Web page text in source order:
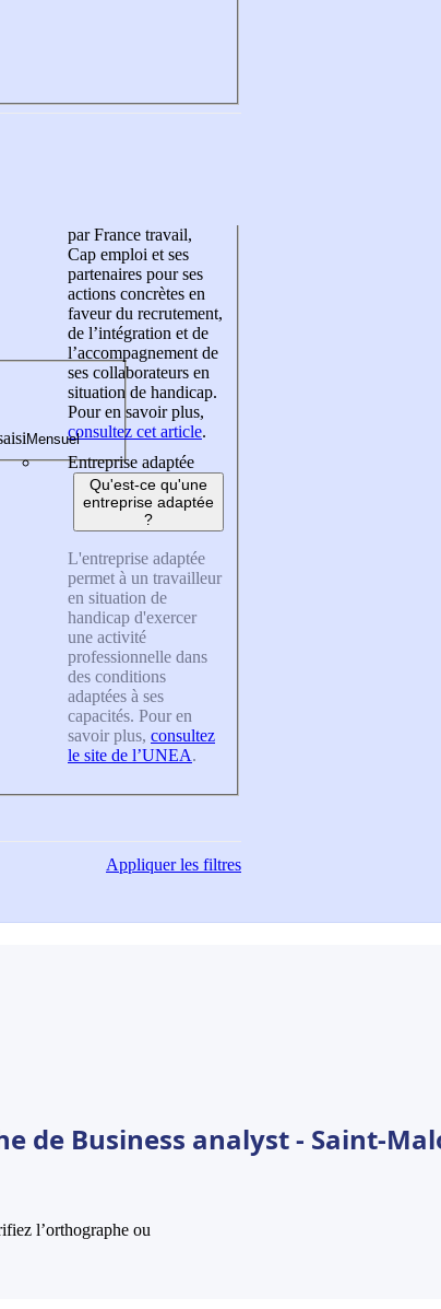
par France travail,
Cap emploi et ses
partenaires pour ses
actions concrètes en
faveur du recrutement,
de l’intégration et de
l’accompagnement de
ses collaborateurs en
situation de handicap.
Pour en savoir plus,
consultez cet article.
Entreprise adaptée
Qu'est-ce qu'une
entreprise adaptée
?
L'entreprise adaptée
permet à un travailleur
en situation de
handicap d'exercer
une activité
professionnelle dans
des conditions
adaptées à ses
capacités. Pour en
savoir plus, consultez
le site de l’UNEA.
Appliquerles filtres
de Business analyst - Saint-
l’orthographe ou